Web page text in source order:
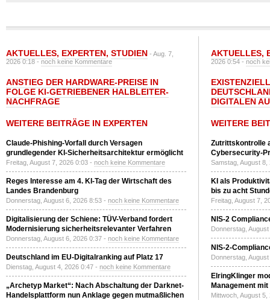
AKTUELLES, EXPERTEN, STUDIEN - Aug. 7,
2026 0:18 -noch keine Kommentare
ANSTIEG DER HARDWARE-PREISE IN
FOLGE KI-GETRIEBENER HALBLEITER-
NACHFRAGE
WEITERE BEITRÄGE IN EXPERTEN
Claude-Phishing-Vorfall durch Versagen
grundlegender KI-Sicherheitsarchitektur ermöglicht
Freitag, August 7, 2026 0:03 - noch keine Kommentare
Reges Interesse am 4. KI-Tag der Wirtschaft des
Landes Brandenburg
Donnerstag, August 6, 2026 8:53 - noch keine Kommentare
Digitalisierung der Schiene: TÜV-Verband fordert
Modernisierung sicherheitsrelevanter Verfahren
Donnerstag, August 6, 2026 0:37 - noch keine Kommentare
Deutschland im EU-Digitalranking auf Platz 17
Dienstag, August 4, 2026 0:47 - noch keine Kommentare
„Archetyp Market“: Nach Abschaltung der Darknet-
Handelsplattform nun Anklage gegen mutmaßlichen
AKTUELLES,
2026 0:54 -noch
DIGITALEN
WEITERE
Zutrittskontrolle
Cybersecurity-
Samstag, August
KI als
bis zu acht
Freitag, August 7,
NIS-2
Donnerstag,
NIS-2-
Donnerstag,
ElringKlinger
Management
Mittwoch, August